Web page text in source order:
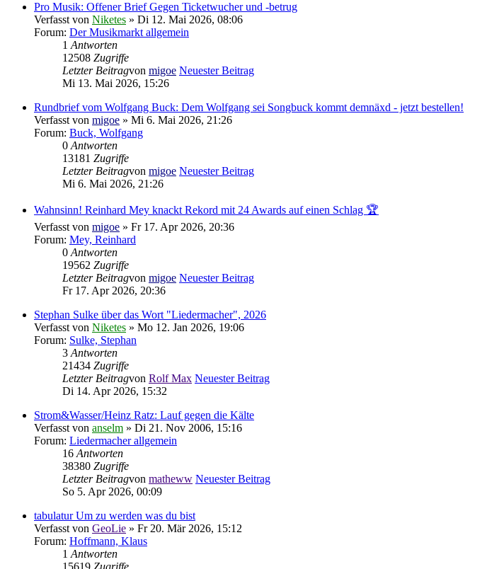
Pro Musik: Offener Brief Gegen Ticketwucher und -betrug
Verfasst von Niketes » Di 12. Mai 2026, 08:06
Forum: Der Musikmarkt allgemein
1 Antworten
12508 Zugriffe
Letzter Beitragvon migoe Neuester Beitrag
Mi 13. Mai 2026, 15:26
Rundbrief vom Wolfgang Buck: Dem Wolfgang sei Songbuck kommt demnäxd - jetzt bestellen!
Verfasst von migoe » Mi 6. Mai 2026, 21:26
Forum: Buck, Wolfgang
0 Antworten
13181 Zugriffe
Letzter Beitragvon migoe Neuester Beitrag
Mi 6. Mai 2026, 21:26
Wahnsinn! Reinhard Mey knackt Rekord mit 24 Awards auf einen Schlag 🏆
Verfasst von migoe » Fr 17. Apr 2026, 20:36
Forum: Mey, Reinhard
0 Antworten
19562 Zugriffe
Letzter Beitragvon migoe Neuester Beitrag
Fr 17. Apr 2026, 20:36
Stephan Sulke über das Wort "Liedermacher", 2026
Verfasst von Niketes » Mo 12. Jan 2026, 19:06
Forum: Sulke, Stephan
3 Antworten
21434 Zugriffe
Letzter Beitragvon Rolf Max Neuester Beitrag
Di 14. Apr 2026, 15:32
Strom&Wasser/Heinz Ratz: Lauf gegen die Kälte
Verfasst von anselm » Di 21. Nov 2006, 15:16
Forum: Liedermacher allgemein
16 Antworten
38380 Zugriffe
Letzter Beitragvon matheww Neuester Beitrag
So 5. Apr 2026, 00:09
tabulatur Um zu werden was du bist
Verfasst von GeoLie » Fr 20. Mär 2026, 15:12
Forum: Hoffmann, Klaus
1 Antworten
15619 Zugriffe